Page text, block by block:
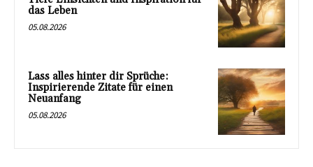
das Leben
05.08.2026
Lass alles hinter dir Sprüche:
Inspirierende Zitate für einen
Neuanfang
05.08.2026